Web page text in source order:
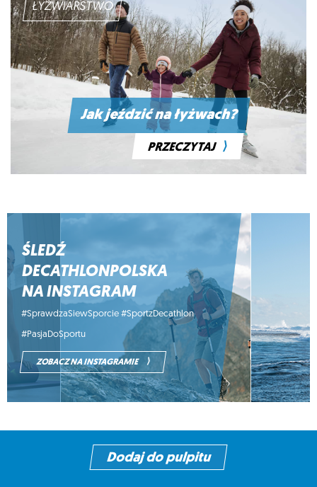
ŁYŻWIARSTWO
Jak jeździć na łyżwach?
PRZECZYTAJ ⟩
ŚLEDŹ
DECATHLONPOLSKA
NA INSTAGRAM
#SprawdzaSiewSporcie #SportzDecathlon
#PasjaDoSportu
ZOBACZ NA INSTAGRAMIE ⟩
Dodaj do pulpitu